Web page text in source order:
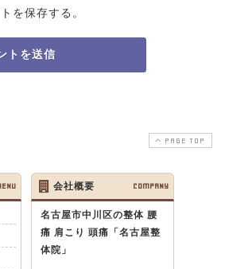
を保存する。
PAGE TOP
会社概要 COMPANY
名古屋市中川区の整体 腰
痛 肩こり 頭痛 「名古屋整
体院」